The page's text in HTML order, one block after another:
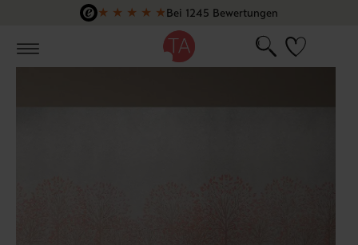
Zum Hauptinhalt springen
★ ★ ★ ★ ★Bei 1245 Bewertungen